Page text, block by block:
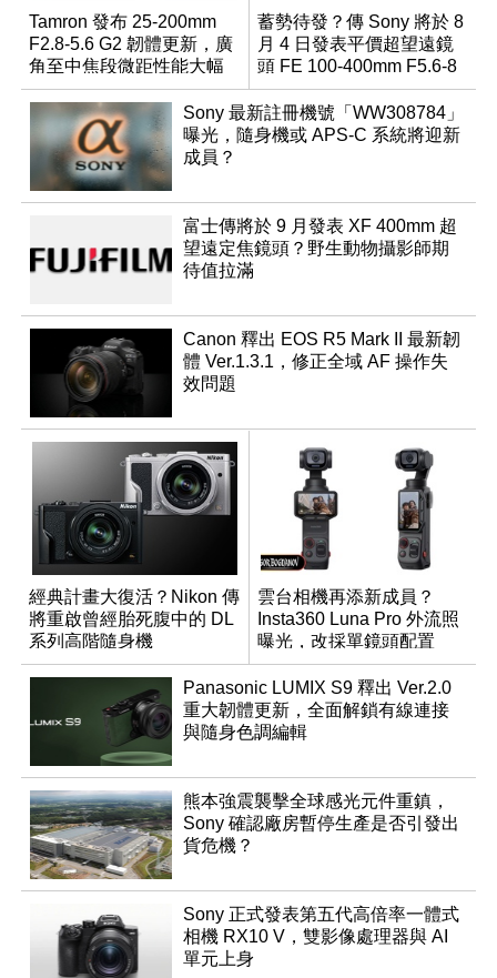
Tamron 發布 25-200mm
F2.8-5.6 G2 韌體更新，廣
角至中焦段微距性能大幅
升級
蓄勢待發？傳 Sony 將於 8
月 4 日發表平價超望遠鏡
頭 FE 100-400mm F5.6-8
Sony 最新註冊機號「WW308784」
曝光，隨身機或 APS-C 系統將迎新
成員？
富士傳將於 9 月發表 XF 400mm 超
望遠定焦鏡頭？野生動物攝影師期
待值拉滿
Canon 釋出 EOS R5 Mark II 最新韌
體 Ver.1.3.1，修正全域 AF 操作失
效問題
經典計畫大復活？Nikon 傳
將重啟曾經胎死腹中的 DL
系列高階隨身機
雲台相機再添新成員？
Insta360 Luna Pro 外流照
曝光，改採單鏡頭配置
Panasonic LUMIX S9 釋出 Ver.2.0
重大韌體更新，全面解鎖有線連接
與隨身色調編輯
熊本強震襲擊全球感光元件重鎮，
Sony 確認廠房暫停生產是否引發出
貨危機？
Sony 正式發表第五代高倍率一體式
相機 RX10 V，雙影像處理器與 AI
單元上身